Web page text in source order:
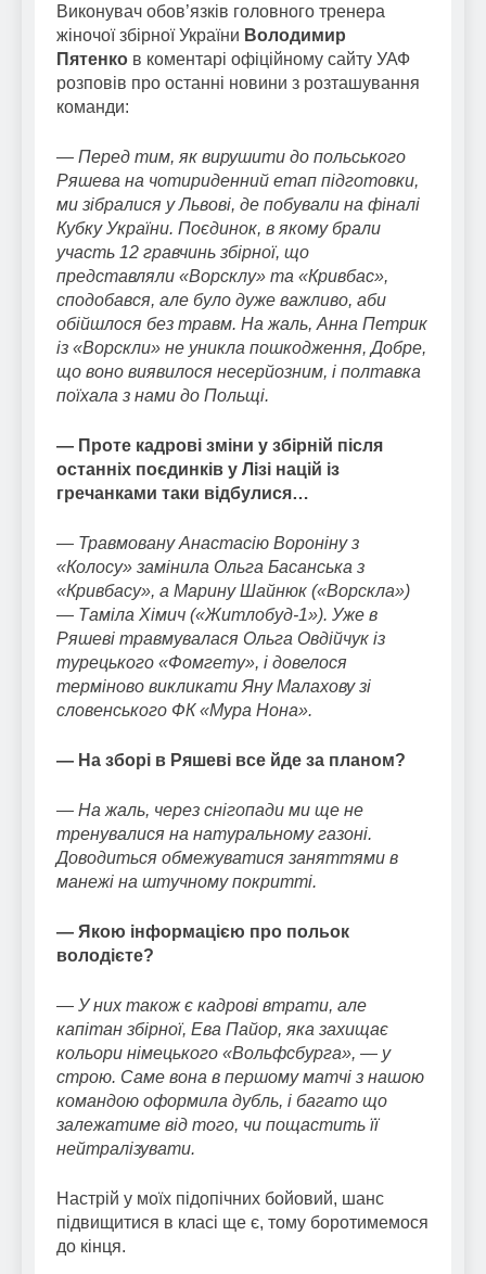
Виконувач обов’язків головного тренера
жіночої збірної України Володимир
Пятенко в коментарі офіційному сайту УАФ
розповів про останні новини з розташування
команди:
— Перед тим, як вирушити до польського
Ряшева на чотириденний етап підготовки,
ми зібралися у Львові, де побували на фіналі
Кубку України. Поєдинок, в якому брали
участь 12 гравчинь збірної, що
представляли «Ворсклу» та «Кривбас»,
сподобався, але було дуже важливо, аби
обійшлося без травм. На жаль, Анна Петрик
із «Ворскли» не уникла пошкодження, Добре,
що воно виявилося несерйозним, і полтавка
поїхала з нами до Польщі.
— Проте кадрові зміни у збірній після
останніх поєдинків у Лізі націй із
гречанками таки відбулися…
— Травмовану Анастасію Вороніну з
«Колосу» замінила Ольга Басанська з
«Кривбасу», а Марину Шайнюк («Ворскла»)
— Таміла Хімич («Житлобуд-1»). Уже в
Ряшеві травмувалася Ольга Овдійчук із
турецького «Фомгету», і довелося
терміново викликати Яну Малахову зі
словенського ФК «Мура Нона».
— На зборі в Ряшеві все йде за планом?
— На жаль, через снігопади ми ще не
тренувалися на натуральному газоні.
Доводиться обмежуватися заняттями в
манежі на штучному покритті.
— Якою інформацією про польок
володієте?
— У них також є кадрові втрати, але
капітан збірної, Ева Пайор, яка захищає
кольори німецького «Вольфсбурга», — у
строю. Саме вона в першому матчі з нашою
командою оформила дубль, і багато що
залежатиме від того, чи пощастить її
нейтралізувати.
Настрій у моїх підопічних бойовий, шанс
підвищитися в класі ще є, тому боротимемося
до кінця.